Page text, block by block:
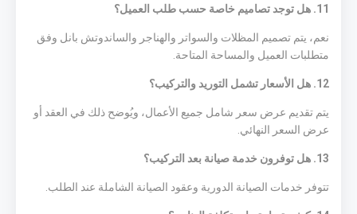
11. هل توجد تصاميم خاصة حسب طلب العميل؟
نعم، يتم تصميم المظلات والسواتر والهناجر والساندوتش بانل وفق
متطلبات العميل والمساحة المتاحة.
12. هل الأسعار تشمل التوريد والتركيب؟
يتم تقديم عرض سعر شامل جميع الأعمال، ويُوضح ذلك في العقد أو
عرض السعر النهائي.
13. هل توفرون خدمة صيانة بعد التركيب؟
تتوفر خدمات الصيانة الدورية وعقود الصيانة الشاملة عند الطلب.